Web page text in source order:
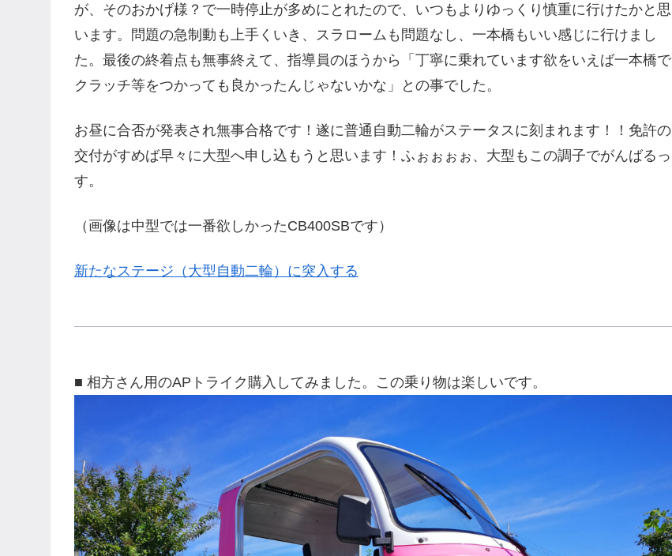
が、そのおかげ様？で一時停止が多めにとれたので、いつもよりゆっくり慎重に行けたかと思
います。問題の急制動も上手くいき、スラロームも問題なし、一本橋もいい感じに行けまし
た。最後の終着点も無事終えて、指導員のほうから「丁寧に乗れています欲をいえば一本橋で
クラッチ等をつかっても良かったんじゃないかな」との事でした。
お昼に合否が発表され無事合格です！遂に普通自動二輪がステータスに刻まれます！！免許の
交付がすめば早々に大型へ申し込もうと思います！ふぉぉぉぉ、大型もこの調子でがんばるっ
す。
（画像は中型では一番欲しかったCB400SBです）
新たなステージ（大型自動二輪）に突入する
■ 相方さん用のAPトライク購入してみました。この乗り物は楽しいです。